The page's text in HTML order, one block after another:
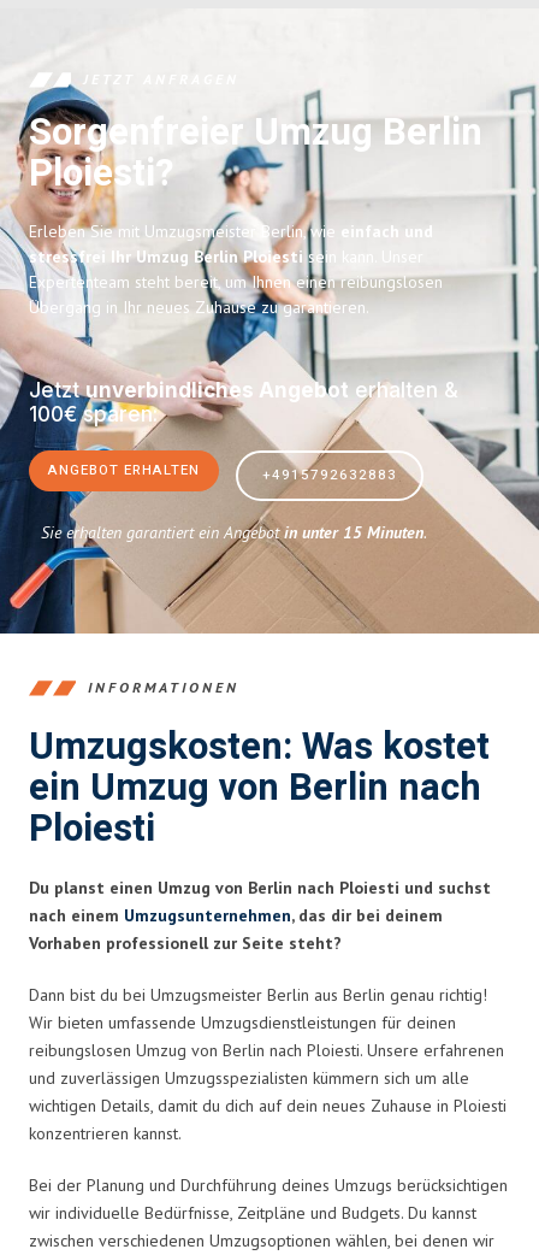
JETZT ANFRAGEN
Sorgenfreier Umzug Berlin
Ploiesti?
Erleben Sie mit Umzugsmeister Berlin, wie einfach und
stressfrei Ihr Umzug Berlin Ploiesti sein kann. Unser
Expertenteam steht bereit, um Ihnen einen reibungslosen
Übergang in Ihr neues Zuhause zu garantieren.
Jetztunverbindliches Angebot erhalten &
100€ sparen:
ANGEBOT ERHALTEN +4915792632883
Sie erhalten garantiert ein Angebotin unter 15 Minuten.
INFORMATIONEN
Umzugskosten: Was kostet
ein Umzug von Berlin nach
Ploiesti
Du planst einen Umzug von Berlin nach Ploiesti und suchst
nach einem Umzugsunternehmen, das dir bei deinem
Vorhaben professionell zur Seite steht?
Dann bist du bei Umzugsmeister Berlin aus Berlin genau richtig!
Wir bieten umfassende Umzugsdienstleistungen für deinen
reibungslosen Umzug von Berlin nach Ploiesti. Unsere erfahrenen
und zuverlässigen Umzugsspezialisten kümmern sich um alle
wichtigen Details, damit du dich auf dein neues Zuhause in Ploiesti
konzentrieren kannst.
Bei der Planung und Durchführung deines Umzugs berücksichtigen
wir individuelle Bedürfnisse, Zeitpläne und Budgets. Du kannst
zwischen verschiedenen Umzugsoptionen wählen, bei denen wir